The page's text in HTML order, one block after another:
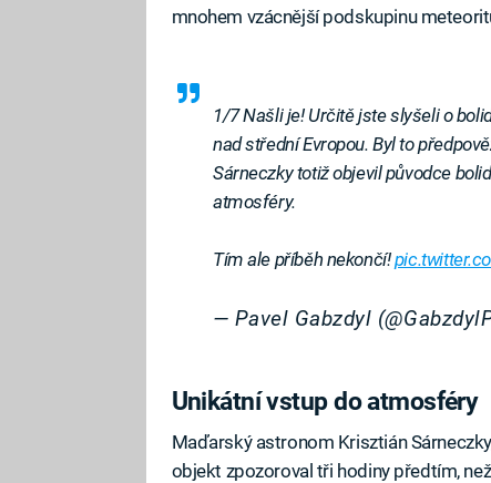
mnohem vzácnější podskupinu
1/7 Našli je! Určitě jste slyšeli o
nad střední Evropou. Byl to
Sárneczky totiž objevil původce
atmosféry.
Tím ale příběh nekončí!
— Pavel Gabzdyl
Unikátní vstup do atmosféry
Maďarský astronom Krisztián
objekt zpozoroval tři hodiny předtím,